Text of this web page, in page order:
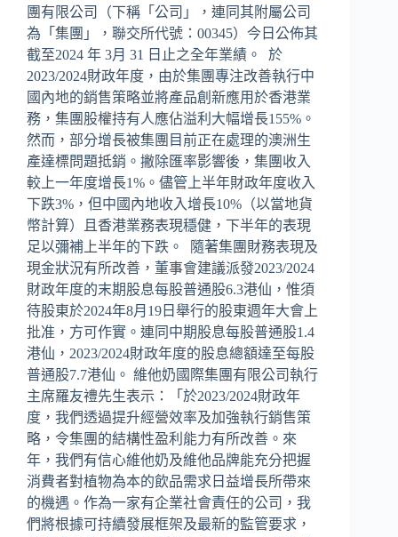
團有限公司（下稱「公司」，連同其附屬公司
為「集團」，聯交所代號：00345）今日公佈其
截至2024 年 3月 31 日止之全年業績。 於
2023/2024財政年度，由於集團專注改善執行中
國內地的銷售策略並將產品創新應用於香港業
務，集團股權持有人應佔溢利大幅增長155%。
然而，部分增長被集團目前正在處理的澳洲生
產達標問題抵銷。撇除匯率影響後，集團收入
較上一年度增長1%。儘管上半年財政年度收入
下跌3%，但中國內地收入增長10%（以當地貨
幣計算）且香港業務表現穩健，下半年的表現
足以彌補上半年的下跌。 隨著集團財務表現及
現金狀況有所改善，董事會建議派發2023/2024
財政年度的末期股息每股普通股6.3港仙，惟須
待股東於2024年8月19日舉行的股東週年大會上
批准，方可作實。連同中期股息每股普通股1.4
港仙，2023/2024財政年度的股息總額達至每股
普通股7.7港仙。 維他奶國際集團有限公司執行
主席羅友禮先生表示：「於2023/2024財政年
度，我們透過提升經營效率及加強執行銷售策
略，令集團的結構性盈利能力有所改善。來
年，我們有信心維他奶及維他品牌能充分把握
消費者對植物為本的飲品需求日益增長所帶來
的機遇。作為一家有企業社會責任的公司，我
們將根據可持續發展框架及最新的監管要求，